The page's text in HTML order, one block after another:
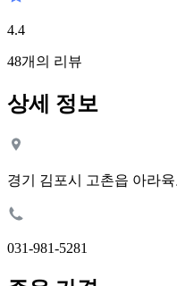
4.4
48개의 리뷰
상세 정보
경기 김포시 고촌읍 아라육
031-981-5281